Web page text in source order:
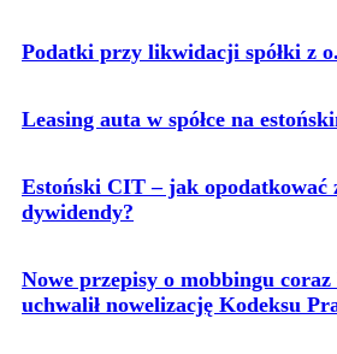
Podatki przy likwidacji spółki z
Leasing auta w spółce na
Estoński CIT – jak opodatkować
dywidendy?
Nowe przepisy o mobbingu
uchwalił nowelizację Kodeksu